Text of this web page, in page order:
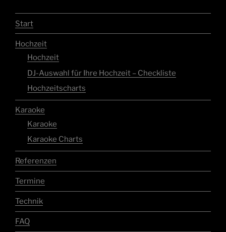
Start
Hochzeit
Hochzeit
DJ-Auswahl für Ihre Hochzeit – Checkliste
Hochzeitscharts
Karaoke
Karaoke
Karaoke Charts
Referenzen
Termine
Technik
FAQ